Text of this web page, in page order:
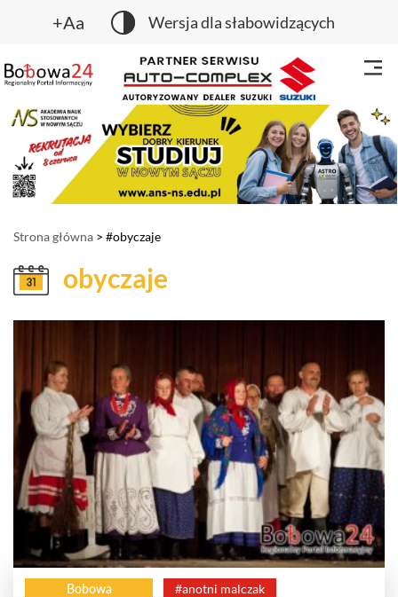
+Aa Wersja dla słabowidzących
Strona główna > #obyczaje
obyczaje
Bobowa #anotni malczak